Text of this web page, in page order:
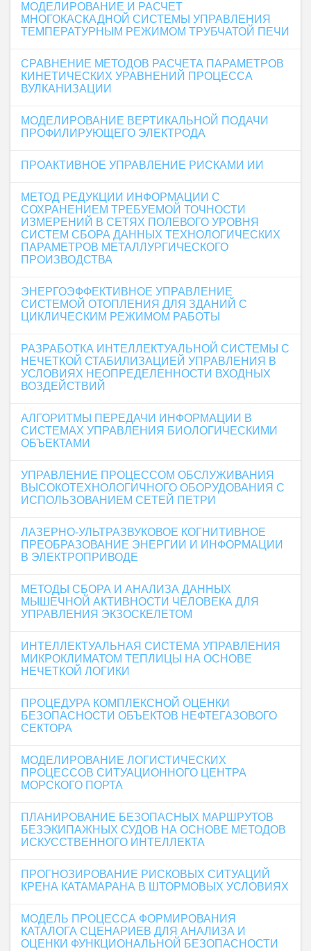
МОДЕЛИРОВАНИЕ И РАСЧЕТ
МНОГОКАСКАДНОЙ СИСТЕМЫ УПРАВЛЕНИЯ
ТЕМПЕРАТУРНЫМ РЕЖИМОМ ТРУБЧАТОЙ ПЕЧИ
СРАВНЕНИЕ МЕТОДОВ РАСЧЕТА ПАРАМЕТРОВ
КИНЕТИЧЕСКИХ УРАВНЕНИЙ ПРОЦЕССА
ВУЛКАНИЗАЦИИ
МОДЕЛИРОВАНИЕ ВЕРТИКАЛЬНОЙ ПОДАЧИ
ПРОФИЛИРУЮЩЕГО ЭЛЕКТРОДА
ПРОАКТИВНОЕ УПРАВЛЕНИЕ РИСКАМИ ИИ
МЕТОД РЕДУКЦИИ ИНФОРМАЦИИ С
СОХРАНЕНИЕМ ТРЕБУЕМОЙ ТОЧНОСТИ
ИЗМЕРЕНИЙ В СЕТЯХ ПОЛЕВОГО УРОВНЯ
СИСТЕМ СБОРА ДАННЫХ ТЕХНОЛОГИЧЕСКИХ
ПАРАМЕТРОВ МЕТАЛЛУРГИЧЕСКОГО
ПРОИЗВОДСТВА
ЭНЕРГОЭФФЕКТИВНОЕ УПРАВЛЕНИЕ
СИСТЕМОЙ ОТОПЛЕНИЯ ДЛЯ ЗДАНИЙ С
ЦИКЛИЧЕСКИМ РЕЖИМОМ РАБОТЫ
РАЗРАБОТКА ИНТЕЛЛЕКТУАЛЬНОЙ СИСТЕМЫ С
НЕЧЕТКОЙ СТАБИЛИЗАЦИЕЙ УПРАВЛЕНИЯ В
УСЛОВИЯХ НЕОПРЕДЕЛЕННОСТИ ВХОДНЫХ
ВОЗДЕЙСТВИЙ
АЛГОРИТМЫ ПЕРЕДАЧИ ИНФОРМАЦИИ В
СИСТЕМАХ УПРАВЛЕНИЯ БИОЛОГИЧЕСКИМИ
ОБЪЕКТАМИ
УПРАВЛЕНИЕ ПРОЦЕССОМ ОБСЛУЖИВАНИЯ
ВЫСОКОТЕХНОЛОГИЧНОГО ОБОРУДОВАНИЯ С
ИСПОЛЬЗОВАНИЕМ СЕТЕЙ ПЕТРИ
ЛАЗЕРНО-УЛЬТРАЗВУКОВОЕ КОГНИТИВНОЕ
ПРЕОБРАЗОВАНИЕ ЭНЕРГИИ И ИНФОРМАЦИИ
В ЭЛЕКТРОПРИВОДЕ
МЕТОДЫ СБОРА И АНАЛИЗА ДАННЫХ
МЫШЕЧНОЙ АКТИВНОСТИ ЧЕЛОВЕКА ДЛЯ
УПРАВЛЕНИЯ ЭКЗОСКЕЛЕТОМ
ИНТЕЛЛЕКТУАЛЬНАЯ СИСТЕМА УПРАВЛЕНИЯ
МИКРОКЛИМАТОМ ТЕПЛИЦЫ НА ОСНОВЕ
НЕЧЕТКОЙ ЛОГИКИ
ПРОЦЕДУРА КОМПЛЕКСНОЙ ОЦЕНКИ
БЕЗОПАСНОСТИ ОБЪЕКТОВ НЕФТЕГАЗОВОГО
СЕКТОРА
МОДЕЛИРОВАНИЕ ЛОГИСТИЧЕСКИХ
ПРОЦЕССОВ СИТУАЦИОННОГО ЦЕНТРА
МОРСКОГО ПОРТА
ПЛАНИРОВАНИЕ БЕЗОПАСНЫХ МАРШРУТОВ
БЕЗЭКИПАЖНЫХ СУДОВ НА ОСНОВЕ МЕТОДОВ
ИСКУССТВЕННОГО ИНТЕЛЛЕКТА
ПРОГНОЗИРОВАНИЕ РИСКОВЫХ СИТУАЦИЙ
КРЕНА КАТАМАРАНА В ШТОРМОВЫХ УСЛОВИЯХ
МОДЕЛЬ ПРОЦЕССА ФОРМИРОВАНИЯ
КАТАЛОГА СЦЕНАРИЕВ ДЛЯ АНАЛИЗА И
ОЦЕНКИ ФУНКЦИОНАЛЬНОЙ БЕЗОПАСНОСТИ